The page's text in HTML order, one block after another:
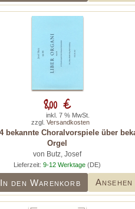
bekannte Choralvorspiele über
Orgel
von Butz, Josef
Lieferzeit: 9-12 Werktage (DE)
In den Warenkorb Ansehen
8,00 €
inkl. 7 % MwSt.
zzgl. Versandkosten